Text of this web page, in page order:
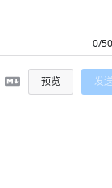
0/
预览 发送